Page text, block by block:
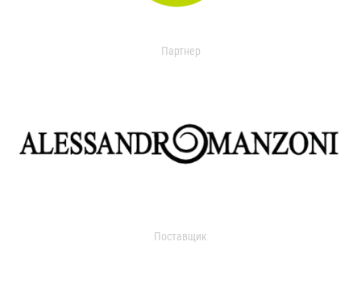
Партнер
Поставщик